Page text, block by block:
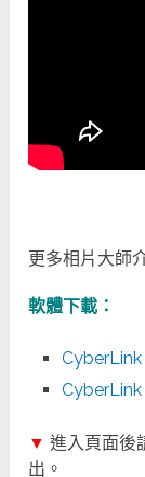
更多相片大師
軟體下載：
▼ 進入頁面後
出。